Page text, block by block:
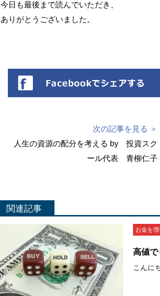
今日も最後まで読んでいただき、
ありがとうございました。
次の記事を見る ＞
人生の資源の配分を考える by 投資スク
ール代表 青柳仁子
関連記事
お金を
高値
こんに